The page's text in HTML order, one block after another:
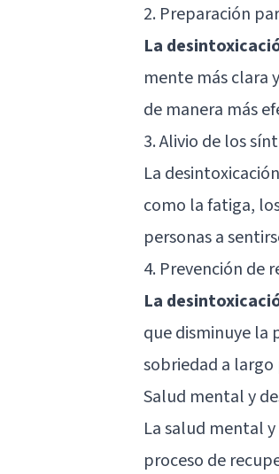
2. Preparación
La
mente más clara
de manera más
3. Alivio de los
La
como la fatiga,
personas a
4. Prevención de
La
que disminuye la
sobriedad a
Salud mental y
La salud mental
proceso de